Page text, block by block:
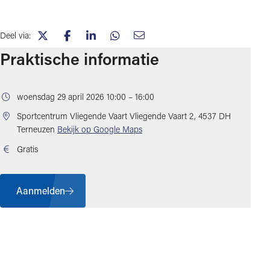
Deel via:
(opent in nieuw tabblad)
(opent in nieuw tabblad)
(opent in nieuw tabblad)
(opent in nieuw tabblad)
(opent in nieuw tabblad)
Praktische informatie
woensdag 29 april 2026 10:00 – 16:00
Sportcentrum Vliegende Vaart Vliegende Vaart 2, 4537 DH
Terneuzen Bekijk op Google Maps(opent in nieuw tabblad)
Gratis
Aanmelden